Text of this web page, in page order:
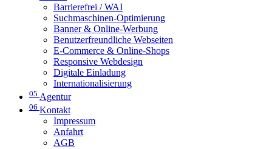
Barrierefrei / WAI
Suchmaschinen-Optimierung
Banner & Online-Werbung
Benutzerfreundliche Webseiten
E-Commerce & Online-Shops
Responsive Webdesign
Digitale Einladung
Internationalisierung
05 Agentur
06 Kontakt
Impressum
Anfahrt
AGB